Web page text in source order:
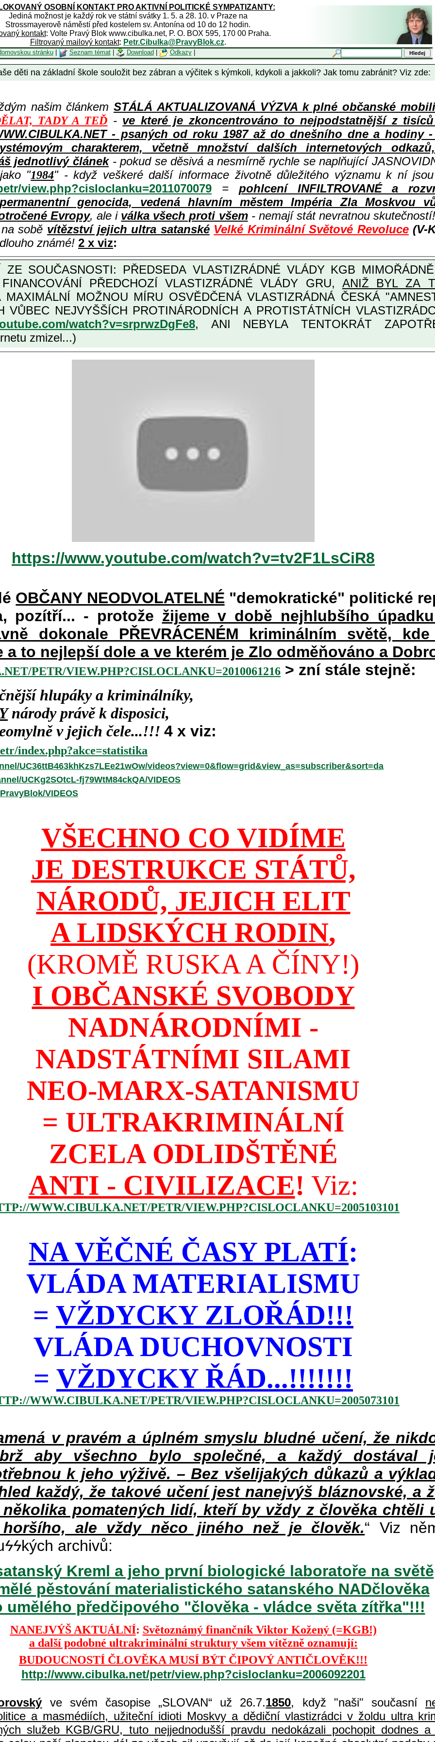
OSOBNÍ KONTAKT PRO AKTIVNÍ POLITICKÉ SYMPATIZANTY:
Jediná možnost je každý rok ve státní svátky 1. 5. a 28. 10. v Praze na
Strossmayerově náměstí před kostelem sv. Antonína od 10 do 12 hodin.
kontakt: Volte Pravý Blok www.cibulka.net, P. O. BOX 595, 170 00 Praha.
Filtrovaný mailový kontakt: Petr.Cibulka@PravyBlok.cz.
stránku| Seznam témat| Download Odkazy|
děti na základní škole souložit bez zábran a výčitek s kýmkoli, kdykoli a jakkoli? Jak tomu zabránit? Viz zde:
našim článkem STÁLÁ AKTUALIZOVANÁ VÝZVA k plné občanské
TADY A TEĎ - ve které je zkoncentrováno to nejpodstatnější z
- psaných od roku 1987 až do dnešního dne a hodiny
charakterem, včetně množství dalších internetových
jednotlivý článek- pokud se děsivá a nesmírně rychle se naplňující
"1984" - když veškeré další informace životně důležitého významu k ní
view.php?cisloclanku=2011070079 = pohlcení INFILTROVANÉ a
genocida, vedená hlavním městem Impéria Zla Moskvou
Evropy, ale i válka všech proti všem- nemají stát nevratnou
sobě vítězství jejich ultra satanské Velké Kriminální Světové Revoluce (V-
známé! 2 x viz:
PŘEDCHOZÍ VLASTIZRÁDNÉ VLÁDY GRU, ANIŽ BYL ZA
MÍRU OSVĚDČENÁ VLASTIZRÁDNÁ ČESKÁ "AMNESTIE", URČENÁ
VLASTIZRÁDCŮ, VIZ NAPŘ.
watch?v=srprwzDgFe8, ANI NEBYLA TENTOKRÁT
zmizel...)
https://www.youtube.com/watch?v=tv2F1LsCiR8
OBČANY NEODVOLATELNÉ"demokratické" politické
pozítří... - protože žijeme v době nejhlubšího
dokonale PŘEVRÁCENÉM kriminálním světě,
a to nejlepší dole a ve kterém je Zlo odměňováno a
PETR/VIEW.PHP?CISLOCLANKU=2010061216 > zní stále stejně:
hlupáky a kriminálníky,
národy právě k disposici,
v jejich čele...!!! 4 x viz:
index.php?akce=statistika
UC36ttB463khKzs7LEe21wOw/videos?view=0&flow=grid&view_as=subscriber&sort=da
UCKg2SOtcL-fj79WtM84ckQA/VIDEOS
VIDEOS
VŠECHNO CO VIDÍME
JE DESTRUKCE STÁTŮ,
NÁRODŮ, JEJICH ELIT
A LIDSKÝCH RODIN,
(KROMĚ RUSKA A ČÍNY!)
I OBČANSKÉ SVOBODY
NADNÁRODNÍMI -
NADSTÁTNÍMI SILAMI
NEO-MARX-SATANISMU
= ULTRAKRIMINÁLNÍ
ZCELA ODLIDŠTĚNÉ
ANTI - CIVILIZACE! Viz:
WWW.CIBULKA.NET/PETR/VIEW.PHP?CISLOCLANKU=2005103101
NA VĚČNÉ ČASY PLATÍ:
VLÁDA MATERIALISMU
= VŽDYCKY ZLOŘÁD!!!
VLÁDA DUCHOVNOSTI
= VŽDYCKY ŘÁD...!!!!!!!
WWW.CIBULKA.NET/PETR/VIEW.PHP?CISLOCLANKU=2005073101
v pravém a úplném smyslu bludné učení, že
aby všechno bylo společné, a každý dostával
k jeho výživě. – Bez všelijakých důkazů a
každý, že takové učení jest nanejvýš bláznovské, a
pomatených lidí, kteří by vždy z člověka chtěli
ale vždy něco jiného než je člověk.“ Viz
ϟϟkých archivů:
Kreml a jeho první biologické laboratoře na světě
pěstování materialistického satanského NADčlověka
umělého předčipového "člověka - vládce světa zítřka"!!!
NANEJVÝŠ AKTUÁLNÍ: Světoznámý finančník Viktor Kožený (=KGB!)
a další podobné ultrakriminální struktury všem vítězně oznamují:
BUDOUCNOSTÍ ČLOVĚKA MUSÍ BÝT ČIPOVÝ ANTIČLOVĚK!!!
http://www.cibulka.net/petr/view.php?cisloclanku=2006092201
ve svém časopise „SLOVAN“ už 26.7.1850, když "naši" současní
a masmédiích, užiteční idioti Moskvy a dědiční vlastizrádci v žoldu ultra
služeb KGB/GRU, tuto nejjednodušší pravdu nedokázali pochopit dodnes